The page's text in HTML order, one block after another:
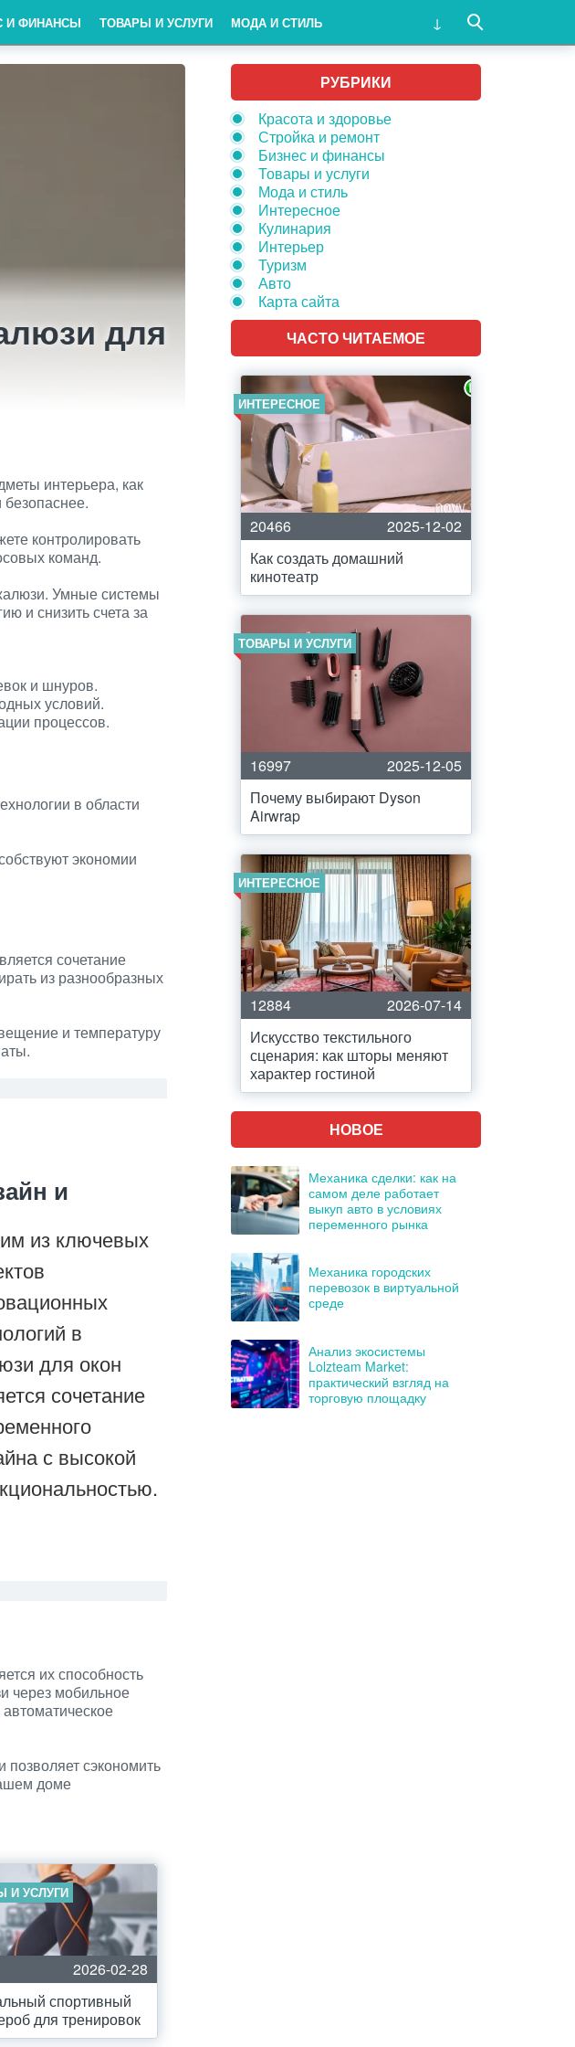
И ФИНАНСЫ ТОВАРЫ И УСЛУГИ МОДА И СТИЛЬ
для
интерьера, как
контролировать
команд.
Умные системы
и снизить счета за
и шнуров.
условий.
процессов.
в области
экономии
сочетание
из разнообразных
и температуру
и
из ключевых
в
для окон
сочетание
с высокой
их способность
через мобильное
сэкономить
доме
И УСЛУГИ
2026-02-28
спортивный
для тренировок
РУБРИКИ
Красота и здоровье
Стройка и ремонт
Бизнес и финансы
Товары и услуги
Мода и стиль
Интересное
Кулинария
Интерьер
Туризм
Авто
Карта сайта
ЧАСТО ЧИТАЕМОЕ
ИНТЕРЕСНОЕ
20466
2025-12-02
Как создать домашний
кинотеатр
ТОВАРЫ И УСЛУГИ
16997
2025-12-05
Почему выбирают Dyson
Airwrap
ИНТЕРЕСНОЕ
12884
2026-07-14
Искусство текстильного
сценария: как шторы меняют
характер гостиной
НОВОЕ
Механика сделки: как на
самом деле работает
выкуп авто в условиях
переменного рынка
Механика городских
перевозок в виртуальной
среде
Анализ экосистемы
Lolzteam Market:
практический взгляд на
торговую площадку